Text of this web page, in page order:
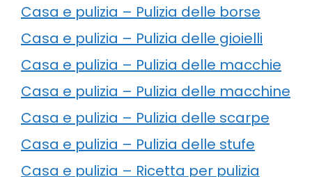
Casa e pulizia – Pulizia delle borse
Casa e pulizia – Pulizia delle gioielli
Casa e pulizia – Pulizia delle macchie
Casa e pulizia – Pulizia delle macchine
Casa e pulizia – Pulizia delle scarpe
Casa e pulizia – Pulizia delle stufe
Casa e pulizia – Ricetta per pulizia